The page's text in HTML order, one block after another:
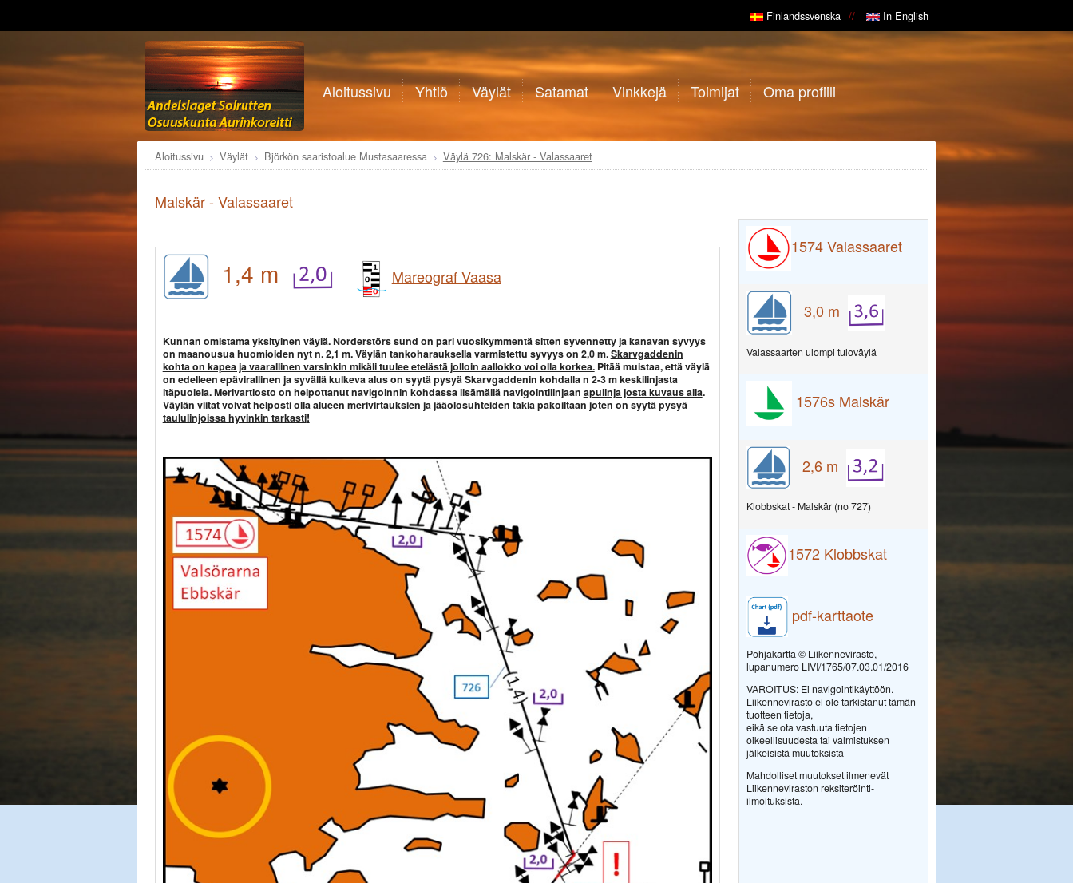
Finlandssvenska In English
Aloitussivu Yhtiö Väylät Satamat Vinkkejä Toimijat Oma profiili
Aloitussivu Väylät Björkön saaristoalue Mustasaaressa Väylä 726: Malskär - Valassaaret
Malskär - Valassaaret
1,4 m Mareograf Vaasa
Kunnan omistama yksityinen väylä. Norderstörs sund on pari vuosikymmentä sitten syvennetty ja kanavan syvyys
on maanousua huomioiden nyt n. 2,1 m. Väylän tankoharauksella varmistettu syvyys on 2,0 m.Skarvgaddenin
kohta on kapea ja vaarallinen varsinkin mikäli tuulee etelästä jolloin aallokko voi olla korkea.Pitää muistaa, että väylä
on edelleen epävirallinen ja syvällä kulkeva alus on syytä pysyä Skarvgaddenin kohdalla n 2-3 m keskilinjasta
itäpuolela. Merivartiosto on helpottanut navigoinnin kohdassa lisämällä navigointilinjaan apulinja josta kuvaus alla.
Väylän viitat voivat helposti olla alueen merivirtauksien ja jääolosuhteiden takia pakoiltaan joten on syytä pysyä
taululinjoissa hyvinkin tarkasti!
1574Valassaaret
3,0 m
Valassaarten ulompi tuloväylä
1576sMalskär
2,6 m
Klobbskat - Malskär (no 727)
1572Klobbskat
pdf-karttaote
Pohjakartta © Liikennevirasto,
lupanumero LIVI/1765/07.03.01/2016
VAROITUS: Ei navigointikäyttöön.
Liikennevirasto ei ole tarkistanut tämän
tuotteen tietoja,
eikä se ota vastuuta tietojen
oikeellisuudesta tai valmistuksen
jälkeisistä muutoksista
Mahdolliset muutokset ilmenevät
Liikenneviraston reksiteröinti-
ilmoituksista.